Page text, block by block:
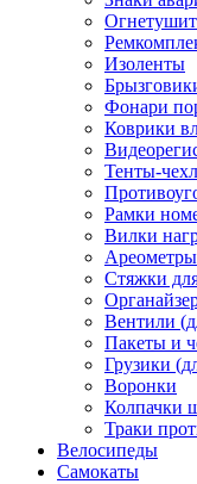
Изоленты
Фонари
Коврики
Тенты-
Рамки
Вилки
Ареометры
Стяжки
Вентили
Пакеты и
Грузики
Воронки
Колпачки
Траки
Велосипеды
Самокаты